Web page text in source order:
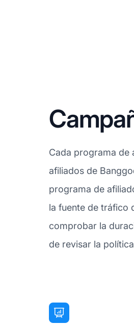
Cada programa de
afiliados de
programa de
la fuente de tráfico
comprobar la
de revisar la